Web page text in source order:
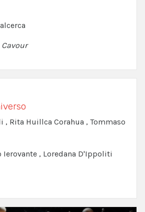
Rita Huillca Corahua , Tommaso
Ierovante , Loredana D'Ippoliti